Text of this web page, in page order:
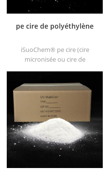
pe cire de polyéthylène
iSuoChem® pe cire (cire
micronisée ou cire de
pe cire, nous avons la poudre
blanche, le granule blanc et
d’autres formes.